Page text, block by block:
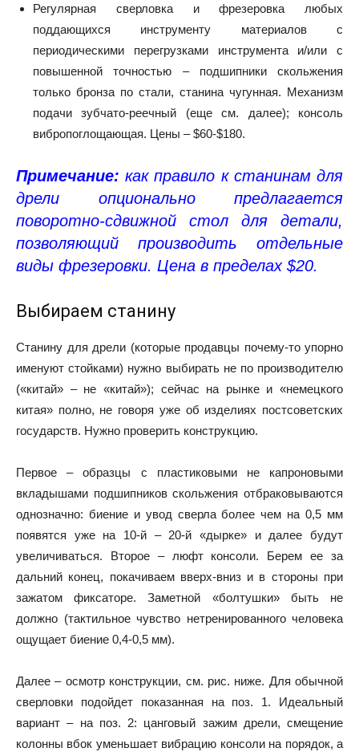
Регулярная сверловка и фрезеровка любых
поддающихся инструменту материалов с
периодическими перегрузками инструмента и/или с
повышенной точностью – подшипники скольжения
только бронза по стали, станина чугунная. Механизм
подачи зубчато-реечный (еще см. далее); консоль
вибропоглощающая. Цены – $60-$180.
Примечание: как правило к станинам для
дрели опционально предлагается
поворотно-сдвижной стол для детали,
позволяющий производить отдельные
виды фрезеровки. Цена в пределах $20.
Выбираем станину
Станину для дрели (которые продавцы почему-то упорно
именуют стойками) нужно выбирать не по производителю
(«китай» – не «китай»); сейчас на рынке и «немецкого
китая» полно, не говоря уже об изделиях постсоветских
государств. Нужно проверить конструкцию.
Первое – образцы с пластиковыми не капроновыми
вкладышами подшипников скольжения отбраковываются
однозначно: биение и увод сверла более чем на 0,5 мм
появятся уже на 10-й – 20-й «дырке» и далее будут
увеличиваться. Второе – люфт консоли. Берем ее за
дальний конец, покачиваем вверх-вниз и в стороны при
зажатом фиксаторе. Заметной «болтушки» быть не
должно (тактильное чувство нетренированного человека
ощущает биение 0,4-0,5 мм).
Далее – осмотр конструкции, см. рис. ниже. Для обычной
сверловки подойдет показанная на поз. 1. Идеальный
вариант – на поз. 2: цанговый зажим дрели, смещение
колонны вбок уменьшает вибрацию консоли на порядок, а